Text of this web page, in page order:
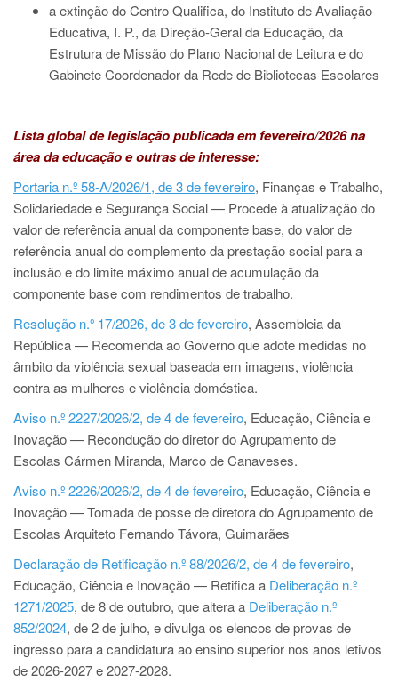
a extinção do Centro Qualifica, do Instituto de Avaliação
Educativa, I. P., da Direção-Geral da Educação, da
Estrutura de Missão do Plano Nacional de Leitura e do
Gabinete Coordenador da Rede de Bibliotecas Escolares
Lista global de legislação publicada em fevereiro/2026 na
área da educação e outras de interesse:
Portaria n.º 58-A/2026/1, de 3 de fevereiro, Finanças e Trabalho,
Solidariedade e Segurança Social — Procede à atualização do
valor de referência anual da componente base, do valor de
referência anual do complemento da prestação social para a
inclusão e do limite máximo anual de acumulação da
componente base com rendimentos de trabalho.
Resolução n.º 17/2026, de 3 de fevereiro, Assembleia da
República — Recomenda ao Governo que adote medidas no
âmbito da violência sexual baseada em imagens, violência
contra as mulheres e violência doméstica.
Aviso n.º 2227/2026/2, de 4 de fevereiro, Educação, Ciência e
Inovação — Recondução do diretor do Agrupamento de
Escolas Cármen Miranda, Marco de Canaveses.
Aviso n.º 2226/2026/2, de 4 de fevereiro­­, Educação, Ciência e
Inovação — Tomada de posse de diretora do Agrupamento de
Escolas Arquiteto Fernando Távora, Guimarães
Declaração de Retificação n.º 88/2026/2, de 4 de fevereiro,
Educação, Ciência e Inovação — Retifica a Deliberação n.º
1271/2025, de 8 de outubro, que altera a Deliberação n.º
852/2024, de 2 de julho, e divulga os elencos de provas de
ingresso para a candidatura ao ensino superior nos anos letivos
de 2026-2027 e 2027-2028.